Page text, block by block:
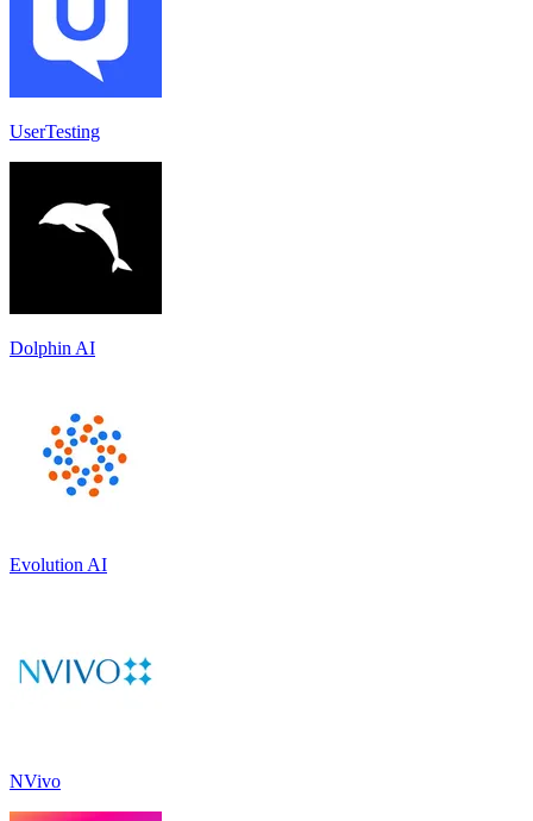
UserTesting
Dolphin AI
Evolution AI
NVivo